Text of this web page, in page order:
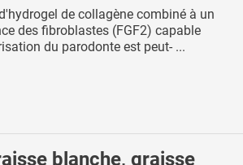
de collagène combiné à un
des fibroblastes (FGF2) capable
du parodonte est peut- ...
blanche, graisse